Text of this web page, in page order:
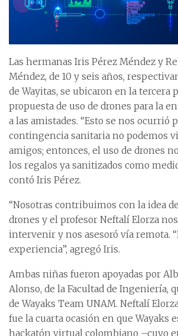
Las hermanas Iris Pérez Méndez y
Méndez, de 10 y seis años,
de Wayitas, se ubicaron en la tercera
propuesta de uso de drones para la
a las amistades. “Esto se nos ocurrió
contingencia sanitaria no podemos
amigos; entonces, el uso de drones
los regalos ya sanitizados como
contó Iris Pérez.
“Nosotras contribuimos con la idea
drones y el profesor Neftalí Elorza
intervenir y nos asesoró vía remota.
experiencia”, agregó Iris.
Ambas niñas fueron apoyadas por
Alonso, de la Facultad de Ingeniería,
de Wayaks Team UNAM. Neftalí
fue la cuarta ocasión en que Wayaks
hackatón virtual colombiano –cuyo